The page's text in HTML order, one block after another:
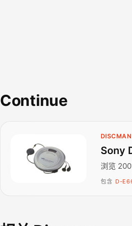
Continue
Sony
浏览
包含 D-